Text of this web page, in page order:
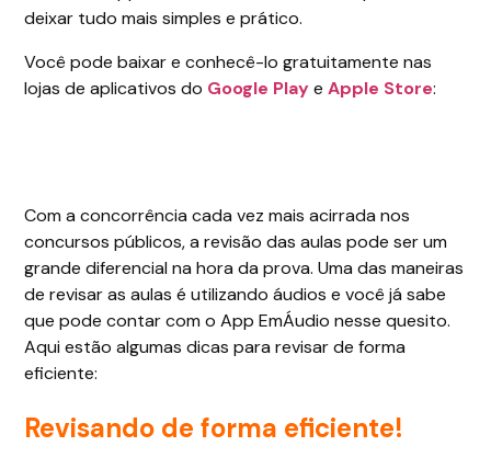
deixar tudo mais simples e prático.
Você pode baixar e conhecê-lo gratuitamente nas
lojas de aplicativos do Google PlayeApple Store:
Com a concorrência cada vez mais acirrada nos
concursos públicos, a revisão das aulas pode ser um
grande diferencial na hora da prova. Uma das maneiras
de revisar as aulas é utilizando áudios e você já sabe
que pode contar com o App EmÁudio nesse quesito.
Aqui estão algumas dicas para revisar de forma
eficiente:
Revisando de forma eficiente!